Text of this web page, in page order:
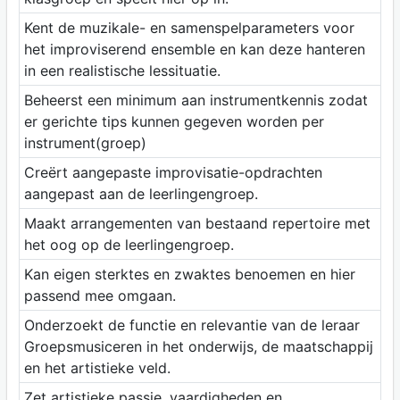
Kent de muzikale- en samenspelparameters voor
het improviserend ensemble en kan deze hanteren
in een realistische lessituatie.
Beheerst een minimum aan instrumentkennis zodat
er gerichte tips kunnen gegeven worden per
instrument(groep)
Creërt aangepaste improvisatie-opdrachten
aangepast aan de leerlingengroep.
Maakt arrangementen van bestaand repertoire met
het oog op de leerlingengroep.
Kan eigen sterktes en zwaktes benoemen en hier
passend mee omgaan.
Onderzoekt de functie en relevantie van de leraar
Groepsmusiceren in het onderwijs, de maatschappij
en het artistieke veld.